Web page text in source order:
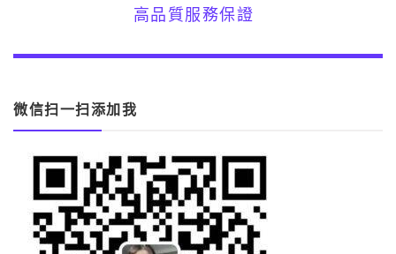
高品質服務保證
微信扫一扫添加我